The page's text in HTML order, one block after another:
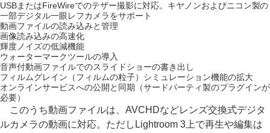
USBまたはFireWireでのテザー撮影に対応。キヤノンおよびニコン製の
一部デジタル一眼レフカメラをサポート
動画ファイルの読み込みと管理
画像読み込みの高速化
輝度ノイズの低減機能
ウォーターマークツールの導入
音声付動画ファイルでのスライドショーの書き出し
フィルムグレイン（フィルムの粒子）シミュレーション機能の拡大
オンラインサービスへの公開と同期（サードパーティ製のプラグインが
必要）
このうち動画ファイルは、AVCHDなどレンズ交換式デジタ
ルカメラの動画に対応。ただしLightroom 3上で再生や編集は